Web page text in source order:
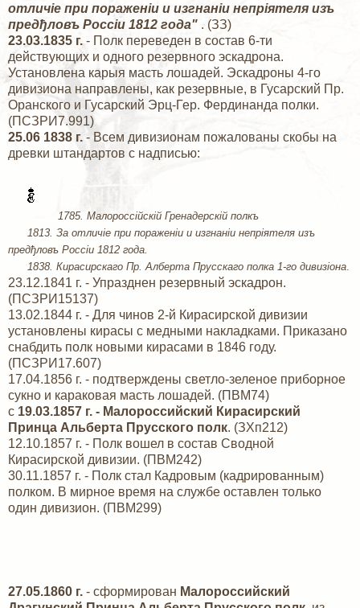
отличiе при пораженiи и изгнанiи непрiятеля изъ
предђловъ Россiи 1812 года" . (ЗЗ)
23.03.1835 г. - Полк переведен в состав 6-ти
действующих и одного резервного эскадрона.
Установлена карыя масть лошадей. Эскадроны 4-го
дивизиона направлены, как резервные, в Гусарский Пр.
Оранского и Гусарский Эрц-Гер. Фердинанда полки.
(ПСЗРИ7.991)
25.06 1838 г. - Всем дивизионам пожалованы скобы на
древки штандартов с надписью:
1785. Малороссiйскiй Гренадерскiй полкъ
1813. За отличiе при пораженiи и изгнанiи непрiятеля изъ
предђловъ Россiи 1812 года.
1838. Кирасирскаго Пр. Алберта Прусскаго полка 1-го дивизiона.
23.12.1841 г. - Упразднен резервный эскадрон.
(ПСЗРИ15137)
13.02.1844 г. - Для чинов 2-й Кирасирской дивизии
установлены кирасы с медными накладками. Приказано
снабдить полк новыми кирасами в 1846 году.
(ПСЗРИ17.607)
17.04.1856 г. - подтверждены светло-зеленое приборное
сукно и караковая масть лошадей. (ПВМ74)
с 19.03.1857 г. - Малороссийский Кирасирский
Принца Альберта Прусского полк. (ЗХп212)
12.10.1857 г. - Полк вошел в состав Сводной
Кирасирской дивизии. (ПВМ242)
30.11.1857 г. - Полк стал Кадровым (кадрированным)
полком. В мирное время на службе оставлен только
один дивизион. (ПВМ299)
27.05.1860 г. - сформирован Малороссийский